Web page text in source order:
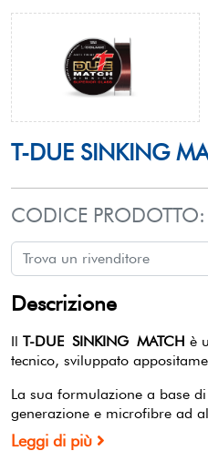
T-DUE SINKING
CODICE PRODOTTO:
Descrizione
Il T-DUE SINKING MATCH è
tecnico, sviluppato
La sua formulazione a base
generazione e microfibre ad
Leggi di più